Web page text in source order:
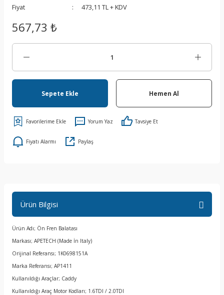
Fiyat
473,11 TL + KDV
567,73 ₺
Sepete Ekle Hemen Al
Yorum Yaz Tavsiye Et
Fiyatı Alarmı Paylaş
Ürün Bilgisi
Ürün Adı; Ön Fren Balatası
Markası; APETECH (Made İn Italy)
Orijinal Referansı; 1K0698151A
Marka Referansı; AP1411
Kullanıldığı Araçlar; Caddy
Kullanıldığı Araç Motor Kodları; 1.6TDI / 2.0TDI